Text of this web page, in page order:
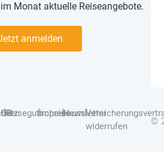
Monat aktuelle Reiseangebote.
anmelden
|Reisegutscheine
|Impressum
|Newsletter
|
widerrufen
©